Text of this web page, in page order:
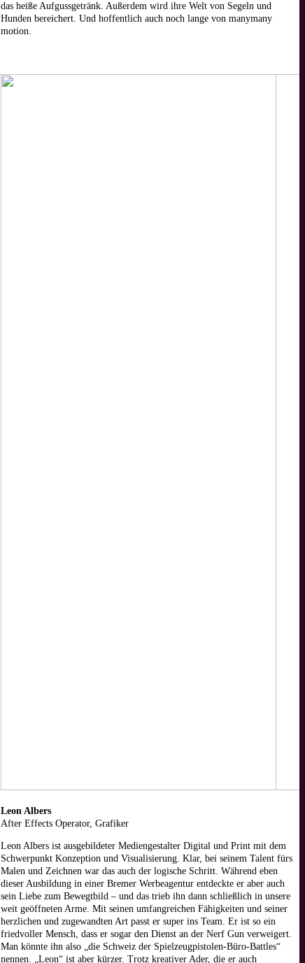
das heiße Aufgussgetränk. Außerdem wird ihre Welt von Segeln und
Hunden bereichert. Und hoffentlich auch noch lange von manymany
motion.
Leon Albers
After Effects Operator, Grafiker
Leon Albers ist ausgebildeter Mediengestalter Digital und Print mit dem
Schwerpunkt Konzeption und Visualisierung. Klar, bei seinem Talent fürs
Malen und Zeichnen war das auch der logische Schritt. Während eben
dieser Ausbildung in einer Bremer Werbeagentur entdeckte er aber auch
sein Liebe zum Bewegtbild – und das trieb ihn dann schließlich in unsere
weit geöffneten Arme. Mit seinen umfangreichen Fähigkeiten und seiner
herzlichen und zugewandten Art passt er super ins Team. Er ist so ein
friedvoller Mensch, dass er sogar den Dienst an der Nerf Gun verweigert.
Man könnte ihn also „die Schweiz der Spielzeugpistolen-Büro-Battles“
nennen. „Leon“ ist aber kürzer. Trotz kreativer Ader, die er auch